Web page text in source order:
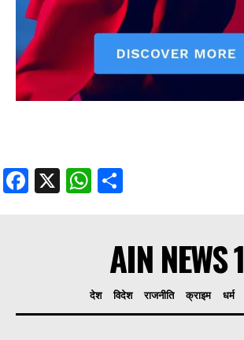
Facebook
X WhatsApp
AIN NEWS 1
देश विदेश राजनीति क्राइम धर्म